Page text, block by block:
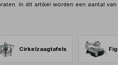
In dit artikel worden een aantal
Cirkelzaagtafels